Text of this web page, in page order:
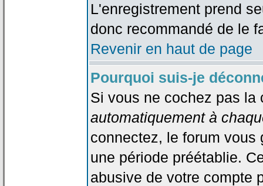
L'enregistrement prend
donc recommandé de le
Revenir en haut de page
Pourquoi suis-je
Si vous ne cochez pas
automatiquement à
connectez, le forum vous
une période préétablie.
abusive de votre compte